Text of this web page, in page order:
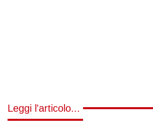
Leggi l'articolo...